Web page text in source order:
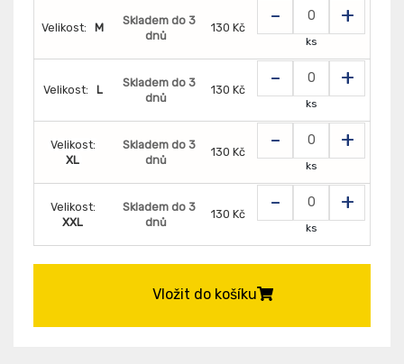
Velikost: M
Skladem do 3
dnů
130 Kč - +
ks
Velikost: L
Skladem do 3
dnů
130 Kč - +
ks
Velikost:
XL
Skladem do 3
dnů
130 Kč - +
ks
Velikost:
XXL
Skladem do 3
dnů
130 Kč - +
ks
Vložit do košíku